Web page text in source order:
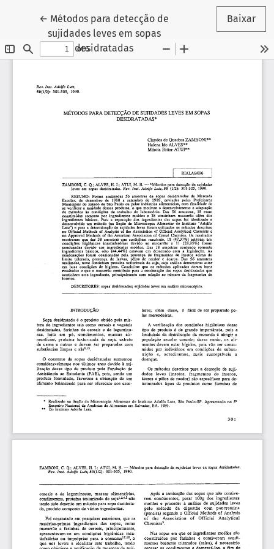
← Voltar aos Detalhes do Artigo
Métodos para detecção de
sujidades leves em sopas
desidratadas
Baixar